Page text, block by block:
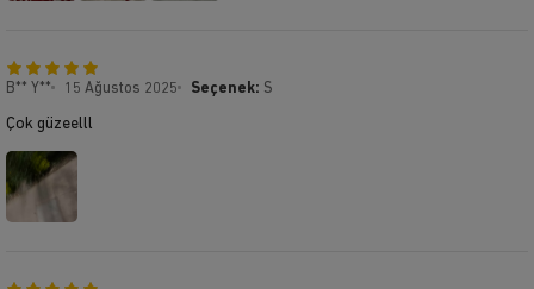
B** Y** 15 Ağustos 2025 Seçenek: S
Çok güzeelll